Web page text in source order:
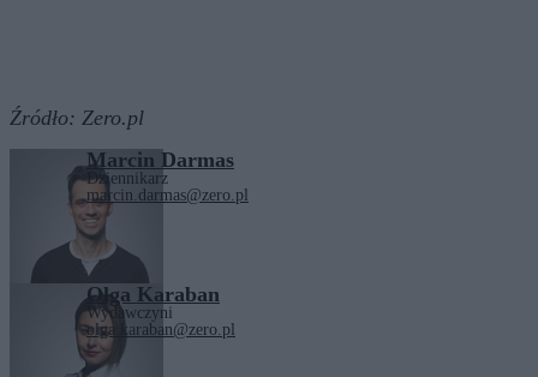
Źródło: Zero.pl
Marcin Darmas
Dziennikarz
marcin.darmas@zero.pl
Olga Karaban
Wydawczyni
olga.karaban@zero.pl